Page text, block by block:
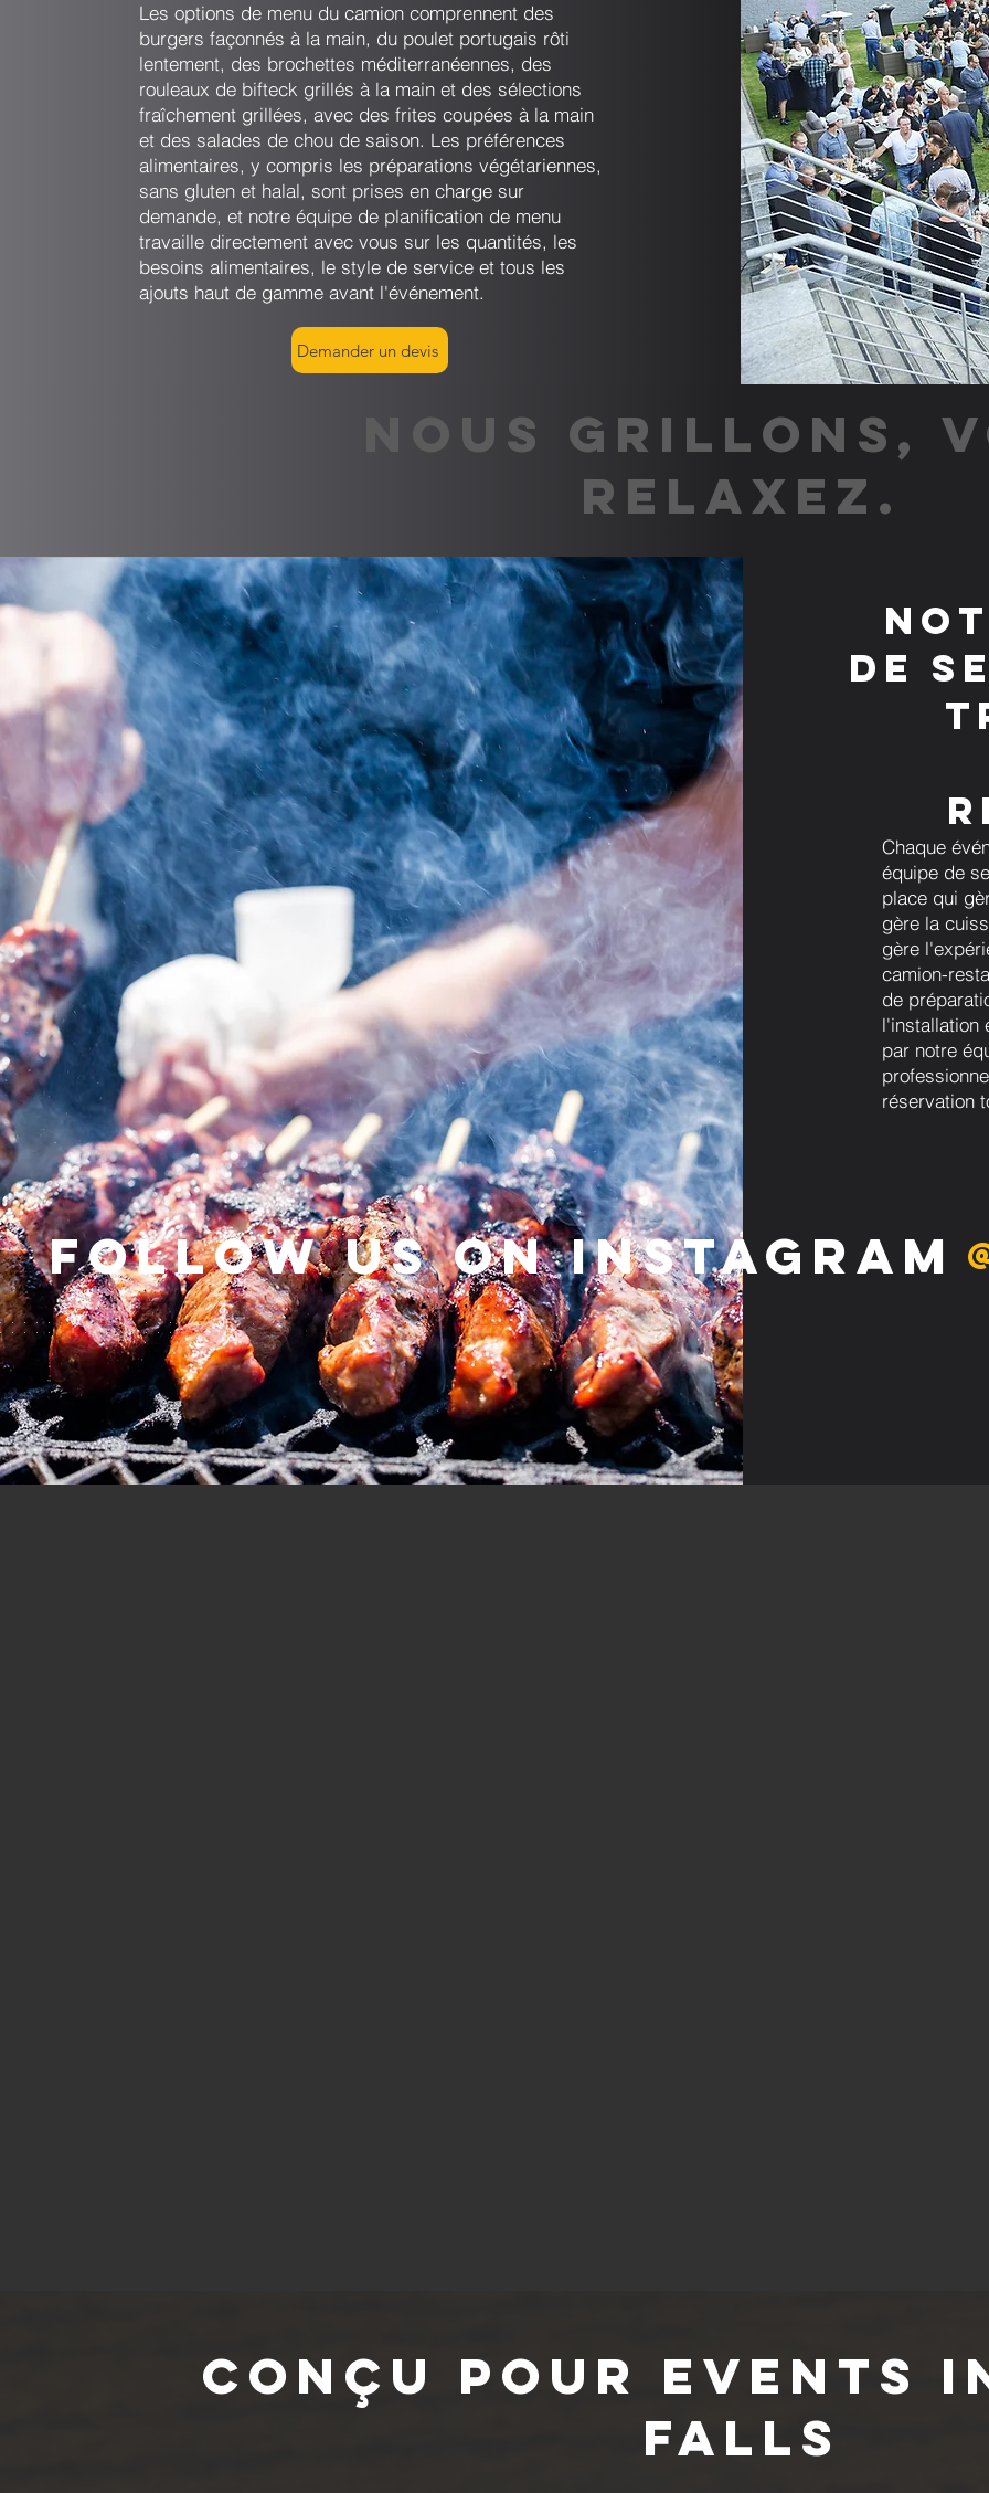
Les options de menu du camion comprennent des
burgers façonnés à la main, du poulet portugais rôti
lentement, des brochettes méditerranéennes, des
rouleaux de bifteck grillés à la main et des sélections
fraîchement grillées, avec des frites coupées à la main
et des salades de chou de saison. Les préférences
alimentaires, y compris les préparations végétariennes,
sans gluten et halal, sont prises en charge sur
demande, et notre équipe de planification de menu
travaille directement avec vous sur les quantités, les
besoins alimentaires, le style de service et tous les
ajouts haut de gamme avant l'événement.
Demander un devis
NOUS GRILLONS,
RELAXEZ.
de
Chaque
équipe de
place qui
gère la
gère
camion-
de
l'installation
par notre
réservation
Follow us on Instagram
Conçu pour Events
Falls